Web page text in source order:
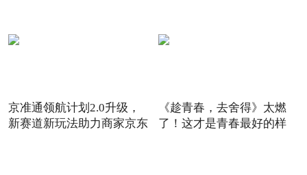
京准通领航计划2.0升级，
新赛道新玩法助力商家京东
《趁青春，去舍得》太燃
了！这才是青春最好的样